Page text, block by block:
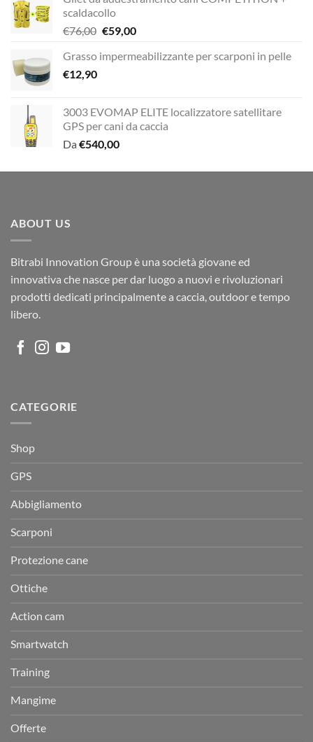
scaldacollo
€76,00 Il
originale
€59,00Il
attuale
Grasso impermeabilizzante per scarponi in pelle
€12,90
3003 EVOMAP ELITE localizzatore satellitare
GPS per cani da caccia
Da €540,00
ABOUT US
Bitrabi Innovation Group è una società giovane ed
innovativa che nasce per dar luogo a nuovi e rivoluzionari
prodotti dedicati principalmente a caccia, outdoor e tempo
libero.
CATEGORIE
Shop
GPS
Abbigliamento
Scarponi
Protezione cane
Ottiche
Action cam
Smartwatch
Training
Mangime
Offerte